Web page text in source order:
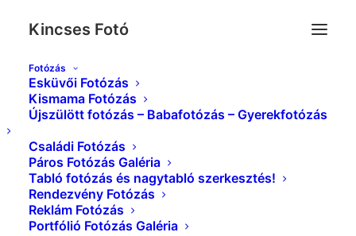
Kincses Fotó
Fotózás
Esküvői Fotózás
Kismama Fotózás
Újszülött fotózás – Babafotózás – Gyerekfotózás
Családi Fotózás
Páros Fotózás Galéria
Tabló fotózás és nagytabló szerkesztés!
Rendezvény Fotózás
Reklám Fotózás
Portfólió Fotózás Galéria
Esküvő_Kincses_Foto_0159
Kezdőlap Index Esküvő_Kincses_Foto_0159